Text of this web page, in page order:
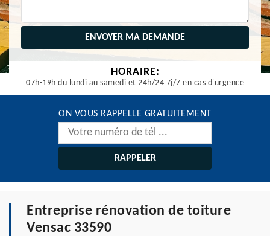
HORAIRE:
07h-19h du lundi au samedi et 24h/24 7j/7 en cas d'urgence
ON VOUS RAPPELLE GRATUITEMENT
Entreprise rénovation de toiture
Vensac 33590